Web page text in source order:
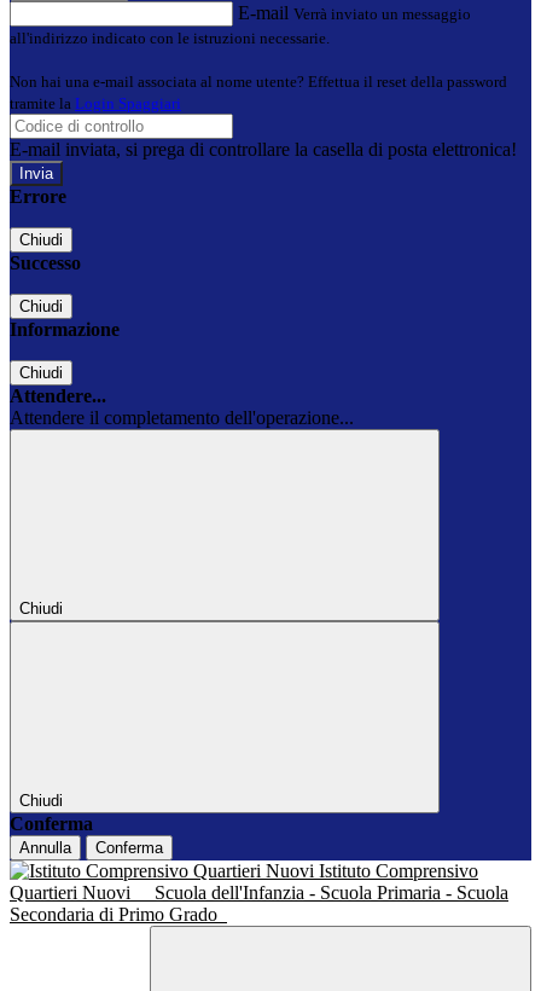
E-mail Verrà inviato un messaggio
all'indirizzo indicato con le istruzioni necessarie.
Non hai una e-mail associata al nome utente? Effettua il reset della password
tramite la Login Spaggiari
E-mail inviata, si prega di controllare la casella di posta elettronica!
Errore
Chiudi
Successo
Chiudi
Informazione
Chiudi
Attendere...
Attendere il completamento dell'operazione...
Chiudi
Chiudi
Conferma
Annulla Conferma
Istituto Comprensivo
Quartieri Nuovi
Scuola dell'Infanzia - Scuola Primaria - Scuola
Secondaria di Primo Grado